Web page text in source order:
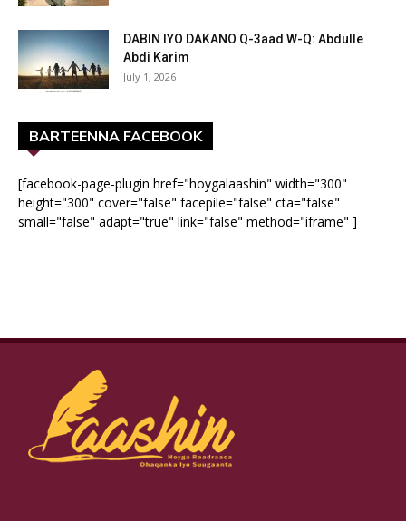
DABIN IYO DAKANO Q-3aad W-Q: Abdulle
Abdi Karim
July 1, 2026
BARTEENNA FACEBOOK
[facebook-page-plugin href="hoygalaashin" width="300"
height="300" cover="false" facepile="false" cta="false"
small="false" adapt="true" link="false" method="iframe" ]